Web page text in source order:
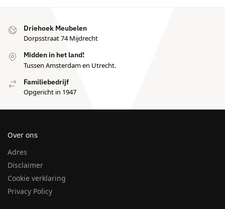
Driehoek Meubelen
Dorpsstraat 74 Mijdrecht
Midden in het land!
Tussen Amsterdam en Utrecht.
Familiebedrijf
Opgericht in 1947
Over ons
Adres
Disclaimer
Cookie verklaring
Privacy Policy